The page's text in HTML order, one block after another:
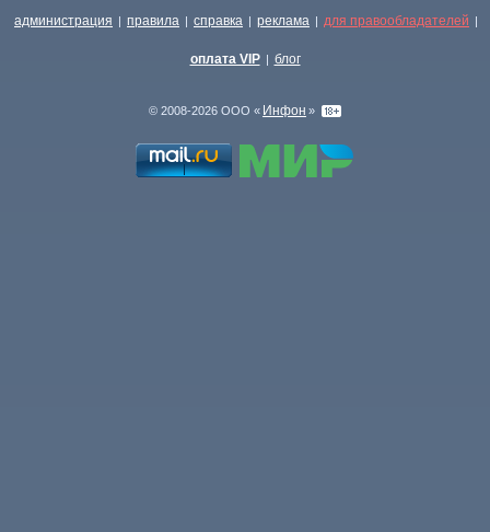
администрация | правила | справка | реклама | для правообладателей |
оплата VIP | блог
© 2008-2026 ООО « Инфон »